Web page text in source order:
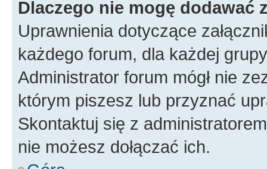
Dlaczego nie mogę dodawać
Uprawnienia dotyczące
każdego forum, dla każdej
Administrator forum mógł nie
którym piszesz lub przyznać
Skontaktuj się z
nie możesz dołączać ich.